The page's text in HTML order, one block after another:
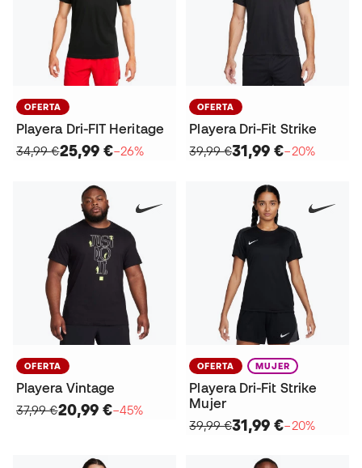
OFERTA
Playera Dri-FIT Heritage
34,99 €25,99 €−26%
OFERTA
Playera Dri-Fit Strike
39,99 €31,99 €−20%
OFERTA
Playera Vintage
37,99 €20,99 €−45%
OFERTA MUJER
Playera Dri-Fit Strike
Mujer
39,99 €31,99 €−20%